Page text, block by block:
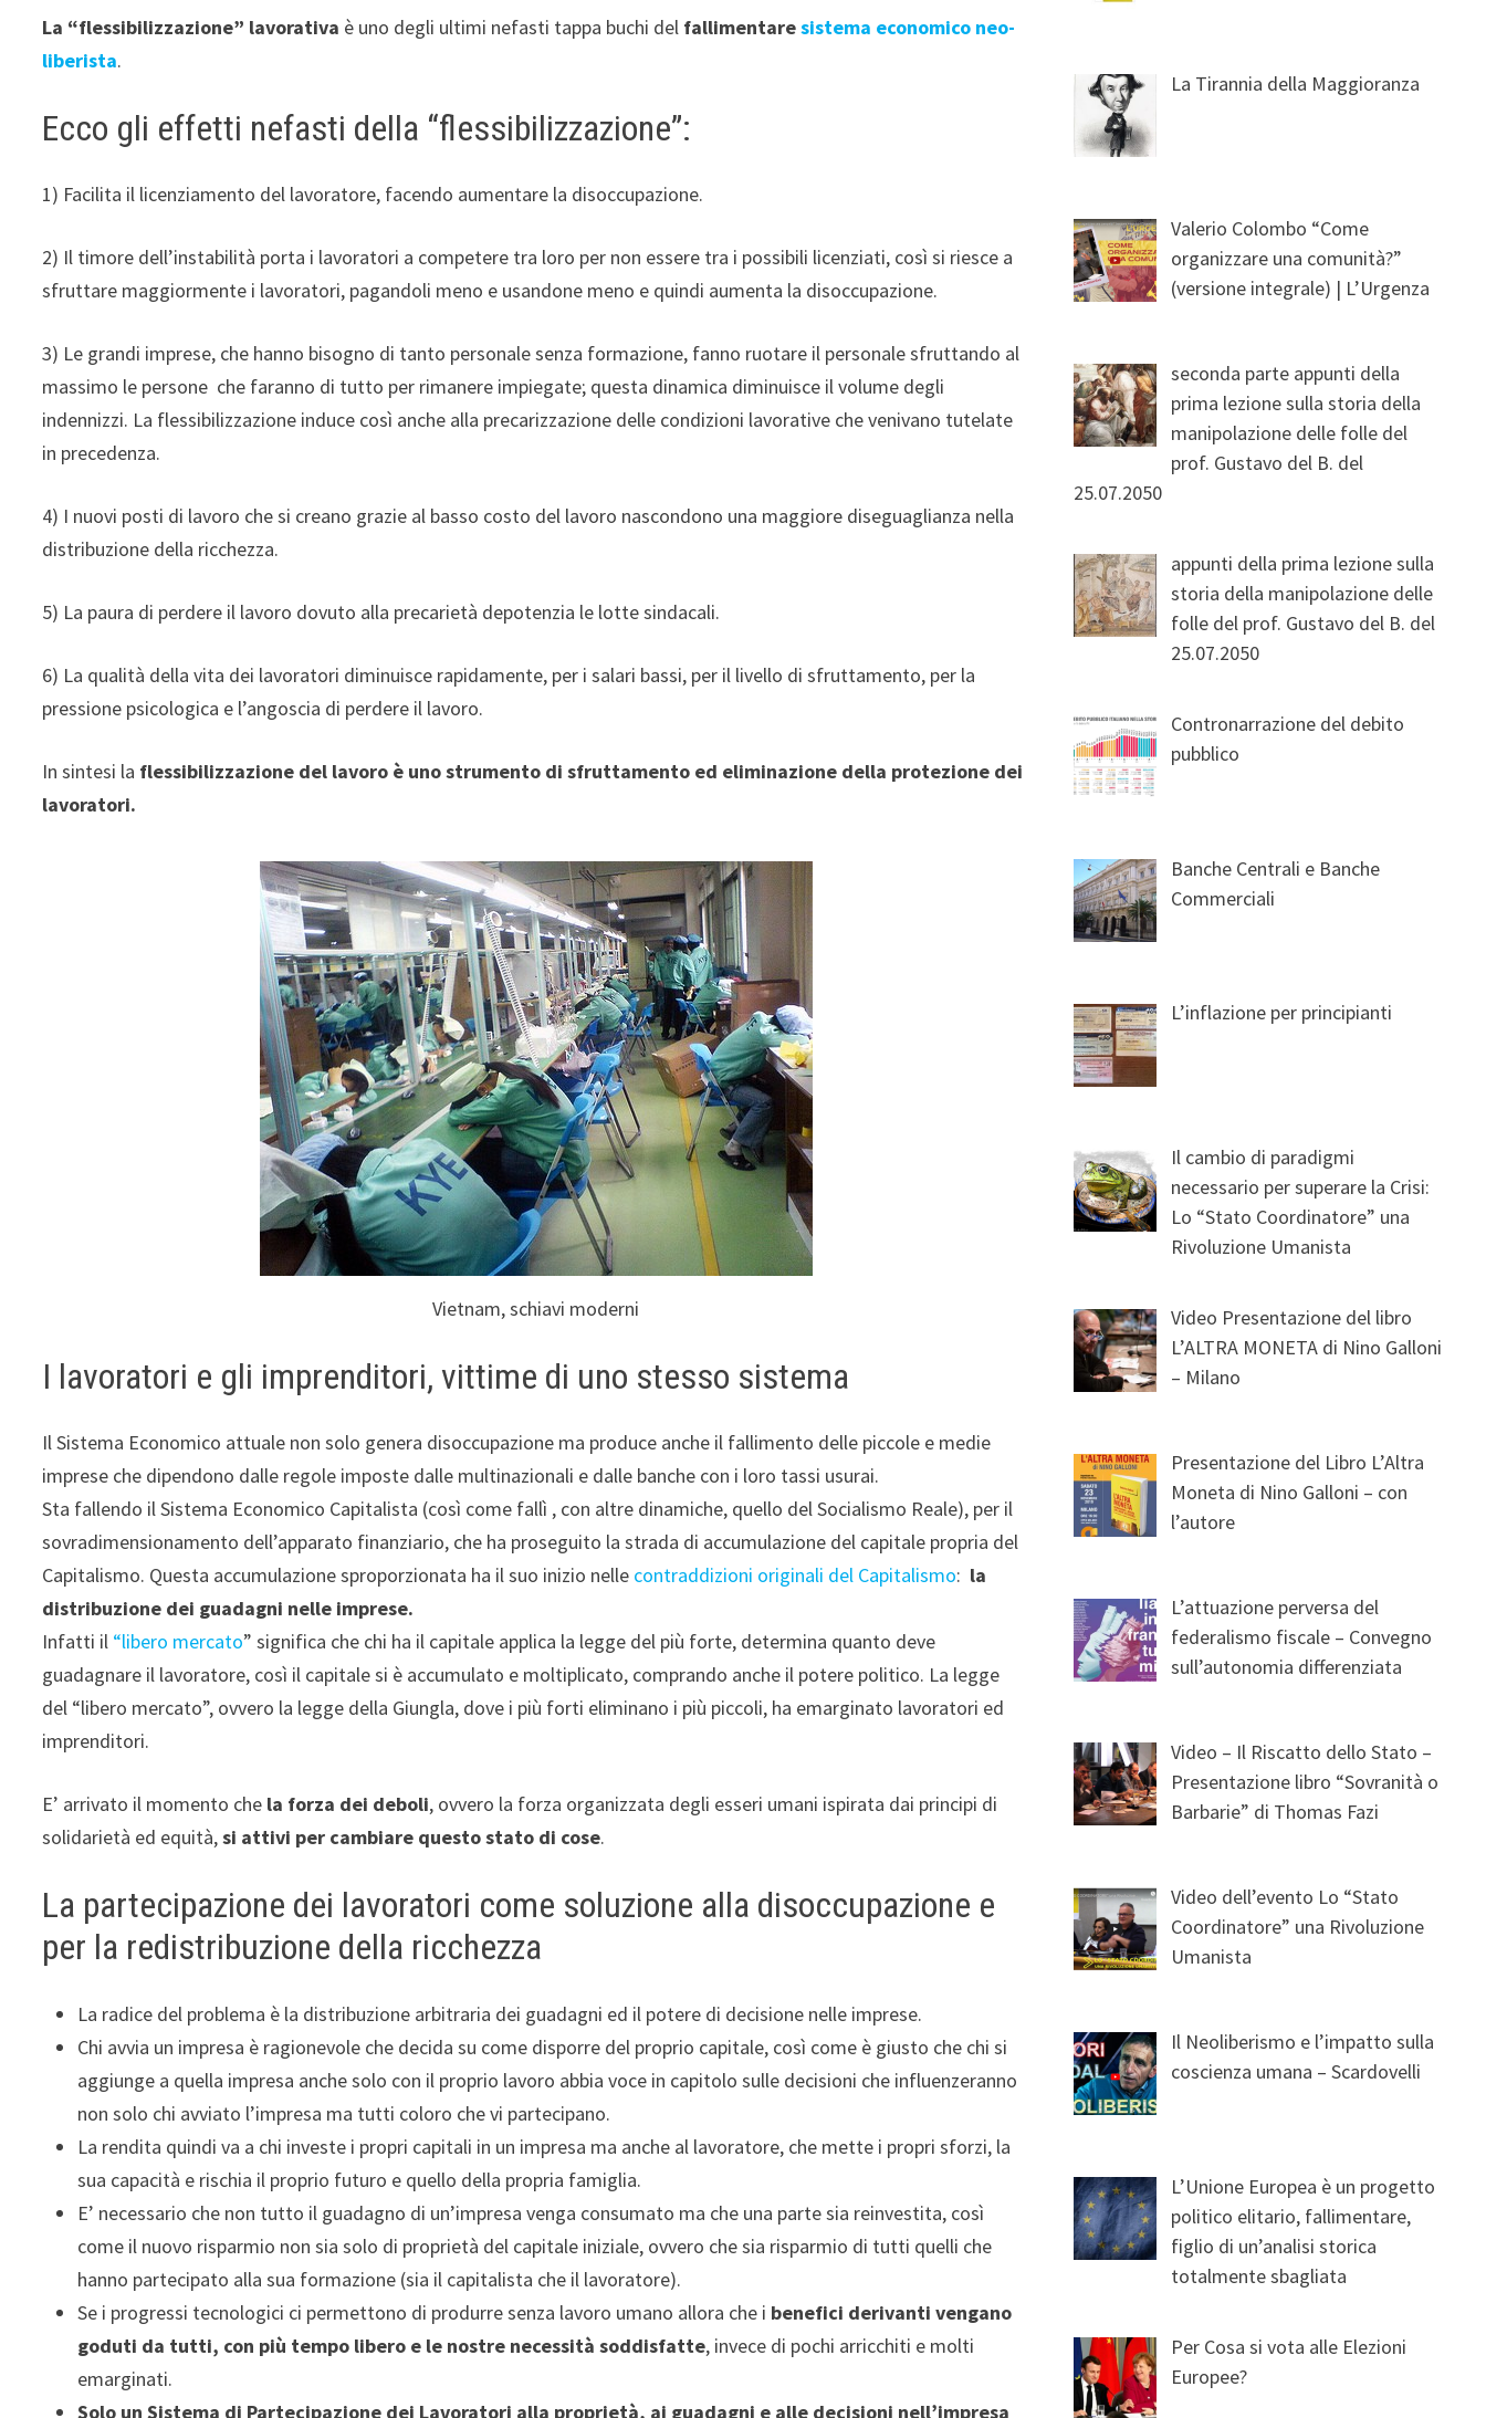
La “flessibilizzazione” lavorativa è uno degli ultimi nefasti tappa buchi del fallimentaresistema economico neo-
liberista.
Ecco gli effetti nefasti della “flessibilizzazione”:
1) Facilita il licenziamento del lavoratore, facendo aumentare la disoccupazione.
2) Il timore dell’instabilità porta i lavoratori a competere tra loro per non essere tra i possibili licenziati, così si riesce a
sfruttare maggiormente i lavoratori, pagandoli meno e usandone meno e quindi aumenta la disoccupazione.
3) Le grandi imprese, che hanno bisogno di tanto personale senza formazione, fanno ruotare il personale sfruttando al
massimo le persone che faranno di tutto per rimanere impiegate; questa dinamica diminuisce il volume degli
indennizzi. La flessibilizzazione induce così anche alla precarizzazione delle condizioni lavorative che venivano tutelate
in precedenza.
4) I nuovi posti di lavoro che si creano grazie al basso costo del lavoro nascondono una maggiore diseguaglianza nella
distribuzione della ricchezza.
5) La paura di perdere il lavoro dovuto alla precarietà depotenzia le lotte sindacali.
6) La qualità della vita dei lavoratori diminuisce rapidamente, per i salari bassi, per il livello di sfruttamento, per la
pressione psicologica e l’angoscia di perdere il lavoro.
In sintesi la flessibilizzazione del lavoro è uno strumento di sfruttamento ed eliminazione della protezione dei
lavoratori.
Vietnam, schiavi moderni
I lavoratori e gli imprenditori, vittime di uno stesso sistema
Il Sistema Economico attuale non solo genera disoccupazione ma produce anche il fallimento delle piccole e medie
imprese che dipendono dalle regole imposte dalle multinazionali e dalle banche con i loro tassi usurai.
Sta fallendo il Sistema Economico Capitalista (così come fallì , con altre dinamiche, quello del Socialismo Reale), per il
sovradimensionamento dell’apparato finanziario, che ha proseguito la strada di accumulazione del capitale propria del
Capitalismo. Questa accumulazione sproporzionata ha il suo inizio nelle contraddizioni originali del Capitalismo: la
distribuzione dei guadagni nelle imprese.
Infatti il “libero mercato” significa che chi ha il capitale applica la legge del più forte, determina quanto deve
guadagnare il lavoratore, così il capitale si è accumulato e moltiplicato, comprando anche il potere politico. La legge
del “libero mercato”, ovvero la legge della Giungla, dove i più forti eliminano i più piccoli, ha emarginato lavoratori ed
imprenditori.
E’ arrivato il momento che la forza dei deboli, ovvero la forza organizzata degli esseri umani ispirata dai principi di
solidarietà ed equità,si attivi per cambiare questo stato di cose.
La partecipazione dei lavoratori come soluzione alla disoccupazione e
per la redistribuzione della ricchezza
La radice del problema è la distribuzione arbitraria dei guadagni ed il potere di decisione nelle imprese.
Chi avvia un impresa è ragionevole che decida su come disporre del proprio capitale, così come è giusto che chi si
aggiunge a quella impresa anche solo con il proprio lavoro abbia voce in capitolo sulle decisioni che influenzeranno
non solo chi avviato l’impresa ma tutti coloro che vi partecipano.
La rendita quindi va a chi investe i propri capitali in un impresa ma anche al lavoratore, che mette i propri sforzi, la
sua capacità e rischia il proprio futuro e quello della propria famiglia.
E’ necessario che non tutto il guadagno di un’impresa venga consumato ma che una parte sia reinvestita, così
come il nuovo risparmio non sia solo di proprietà del capitale iniziale, ovvero che sia risparmio di tutti quelli che
hanno partecipato alla sua formazione (sia il capitalista che il lavoratore).
Se i progressi tecnologici ci permettono di produrre senza lavoro umano allora che i benefici derivanti vengano
goduti da tutti, con più tempo libero e le nostre necessità soddisfatte, invece di pochi arricchiti e molti
emarginati.
Solo un Sistema di Partecipazione dei Lavoratori alla proprietà, ai guadagni e alle decisioni nell’impresa
La Tirannia della Maggioranza
Valerio Colombo “Come
organizzare una comunità?”
(versione integrale) | L’Urgenza
seconda parte appunti della
prima lezione sulla storia della
manipolazione delle folle del
prof. Gustavo del B. del
25.07.2050
appunti della prima lezione sulla
storia della manipolazione delle
folle del prof. Gustavo del B. del
25.07.2050
Contronarrazione del debito
pubblico
Banche Centrali e Banche
Commerciali
L’inflazione per principianti
Il cambio di paradigmi
necessario per superare la Crisi:
Lo “Stato Coordinatore” una
Rivoluzione Umanista
Video Presentazione del libro
L’ALTRA MONETA di Nino Galloni
– Milano
Presentazione del Libro L’Altra
Moneta di Nino Galloni – con
l’autore
L’attuazione perversa del
federalismo fiscale – Convegno
sull’autonomia differenziata
Video – Il Riscatto dello Stato –
Presentazione libro “Sovranità o
Barbarie” di Thomas Fazi
Video dell’evento Lo “Stato
Coordinatore” una Rivoluzione
Umanista
Il Neoliberismo e l’impatto sulla
coscienza umana – Scardovelli
L’Unione Europea è un progetto
politico elitario, fallimentare,
figlio di un’analisi storica
totalmente sbagliata
Per Cosa si vota alle Elezioni
Europee?